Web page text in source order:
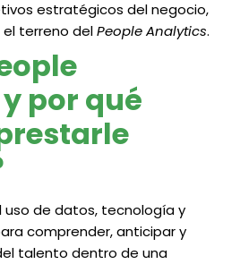
estratégicos del negocio,
terreno delPeople Analytics.
por qué
uso de datos, tecnología y
comprender, anticipar y
talento dentro de una